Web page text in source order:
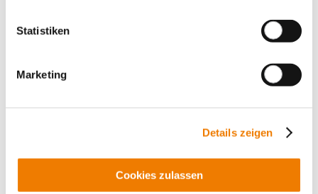
Statistiken
Marketing
Details zeigen
Cookies zulassen